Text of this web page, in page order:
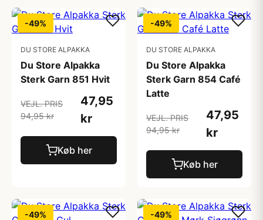
-49%
DU STORE ALPAKKA
Du Store Alpakka
Sterk Garn 851 Hvit
VEJL. PRIS
94,95 kr
47,95
kr
Køb her
-49%
DU STORE ALPAKKA
Du Store Alpakka
Sterk Garn 854 Café
Latte
VEJL. PRIS
94,95 kr
47,95
kr
Køb her
-49% -49%